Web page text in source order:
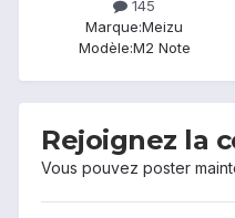
145
Marque:Meizu
Modèle:M2 Note
Rejoignez la
Vous pouvez poster